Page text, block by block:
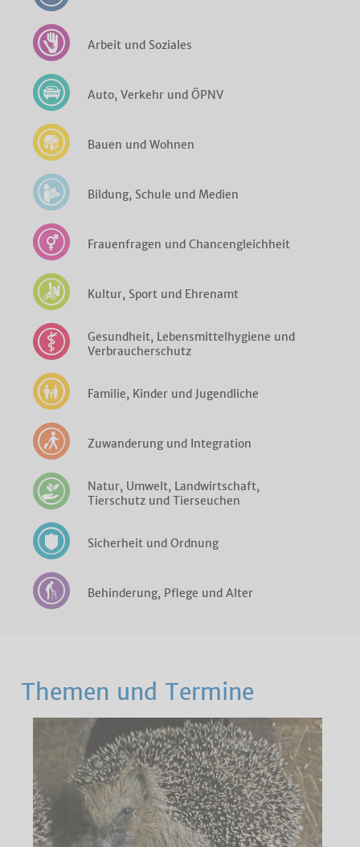
Arbeit und Soziales
Auto, Verkehr und ÖPNV
Bauen und Wohnen
Bildung, Schule und Medien
Frauenfragen und Chancengleichheit
Kultur, Sport und Ehrenamt
Gesundheit, Lebensmittelhygiene und
Verbraucherschutz
Familie, Kinder und Jugendliche
Zuwanderung und Integration
Natur, Umwelt, Landwirtschaft,
Tierschutz und Tierseuchen
Sicherheit und Ordnung
Behinderung, Pflege und Alter
Themen und Termine